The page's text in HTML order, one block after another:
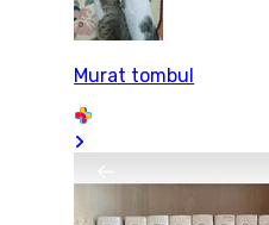
Murat tombul